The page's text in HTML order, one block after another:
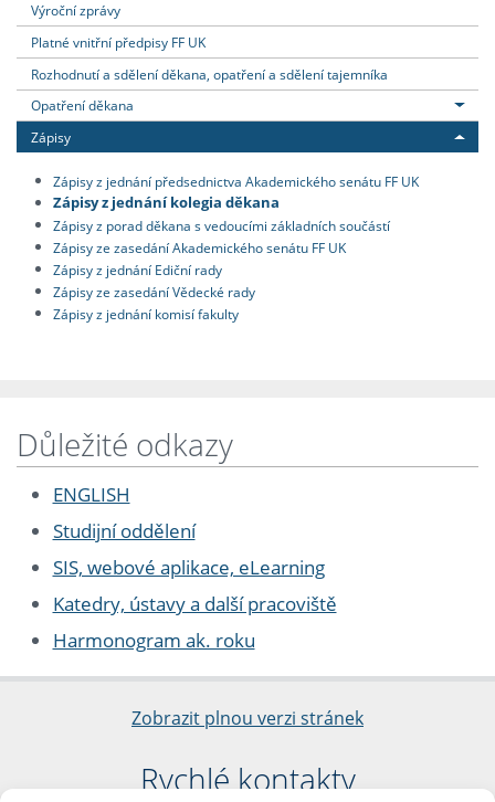
Výroční zprávy
Platné vnitřní předpisy FF UK
Rozhodnutí a sdělení děkana, opatření a sdělení tajemníka
Opatření děkana
Zápisy
Zápisy z jednání předsednictva Akademického senátu FF UK
Zápisy z jednání kolegia děkana
Zápisy z porad děkana s vedoucími základních součástí
Zápisy ze zasedání Akademického senátu FF UK
Zápisy z jednání Ediční rady
Zápisy ze zasedání Vědecké rady
Zápisy z jednání komisí fakulty
Důležité odkazy
ENGLISH
Studijní oddělení
SIS, webové aplikace, eLearning
Katedry, ústavy a další pracoviště
Harmonogram ak. roku
Zobrazit plnou verzi stránek
Rychlé kontakty